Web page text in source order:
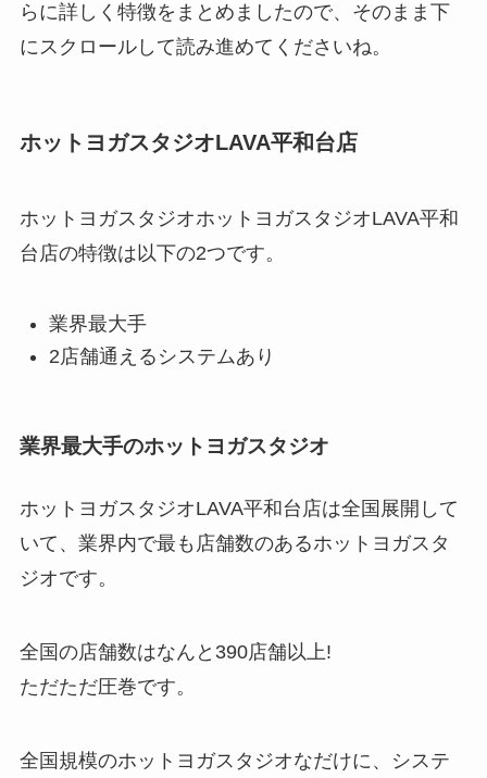
らに詳しく特徴をまとめましたので、そのまま下
にスクロールして読み進めてくださいね。
ホットヨガスタジオLAVA平和台店
ホットヨガスタジオホットヨガスタジオLAVA平和
台店の特徴は以下の2つです。
業界最大手
2店舗通えるシステムあり
業界最大手のホットヨガスタジオ
ホットヨガスタジオLAVA平和台店は全国展開して
いて、業界内で最も店舗数のあるホットヨガスタ
ジオです。
全国の店舗数はなんと 390店舗以上!
ただただ圧巻です。
全国規模のホットヨガスタジオなだけに、システ